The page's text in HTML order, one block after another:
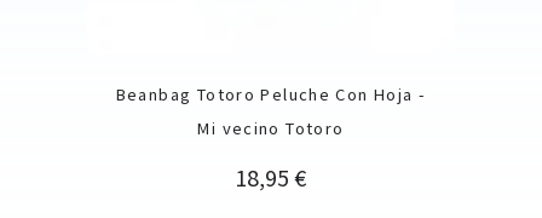
Beanbag Totoro Peluche Con Hoja -
Mi vecino Totoro
Precio
18,95 €